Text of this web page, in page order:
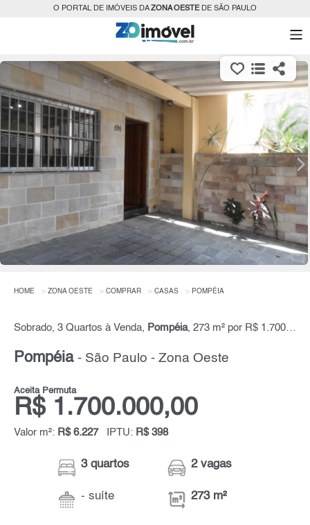
O PORTAL DE IMÓVEIS DAZONA OESTEDE SÃO PAULO
HOME ZONA OESTE COMPRAR CASAS POMPÉIA
Sobrado, 3 Quartos à Venda, Pompéia, 273 m² por R$ 1.700.000,00
Pompéia - São Paulo - Zona Oeste
Aceita Permuta
R$ 1.700.000,00
Valor m²: R$ 6.227 IPTU: R$ 398
3 quartos
- suíte
2 vagas
273 m²